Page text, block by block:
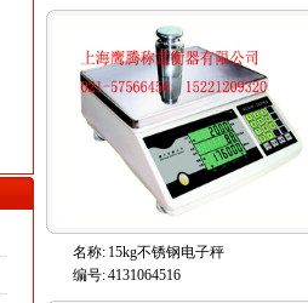
名称: 15kg不锈钢电子秤
编号:4131064516